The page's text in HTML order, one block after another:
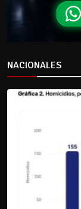
NACIONALES